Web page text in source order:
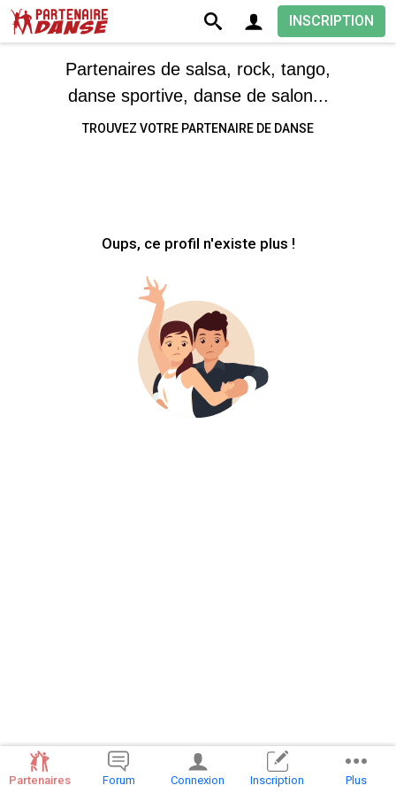
INSCRIPTION
Partenaires de salsa, rock, tango,
danse sportive, danse de salon...
TROUVEZ VOTRE PARTENAIRE DE DANSE
Oups, ce profil n'existe plus !
Partenaires Forum Connexion Inscription Plus